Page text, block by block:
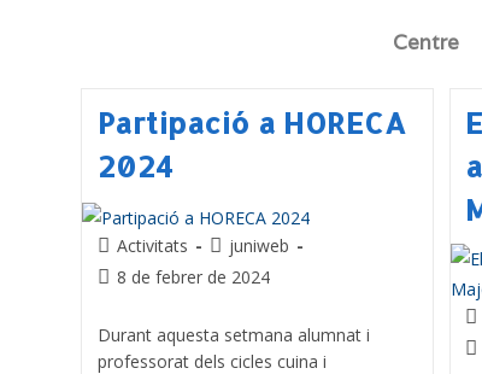
Centre
Partipació a HORECA
2024
Activitats
juniweb
8 de febrer de 2024
Durant aquesta setmana alumnat i
professorat dels cicles cuina i